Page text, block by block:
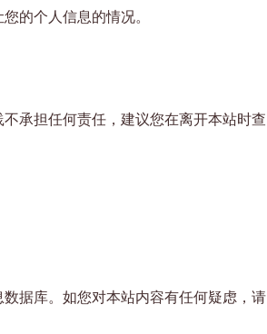
的个人信息的情况。
承担任何责任，建议您在离开本站时查
据库。如您对本站内容有任何疑虑，请